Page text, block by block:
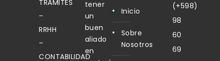
TRÁMITES
–
RRHH
–
CONTABILIDAD
tener
un
buen
aliado
en
Inicio
Sobre
Nosotros
(+598)
98
60
69